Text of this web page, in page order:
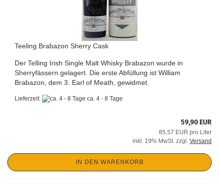
Teeling Brabazon Sherry Cask
Der Telling Irish Single Malt Whisky Brabazon wurde in
Sherryfässern gelagert. Die erste Abfüllung ist William
Brabazon, dem 3. Earl of Meath, gewidmet.
Lieferzeit: ca. 4 - 8 Tage
59,90 EUR
85,57 EUR pro Liter
inkl. 19% MwSt. zzgl. Versand
IN DEN WARENKORB